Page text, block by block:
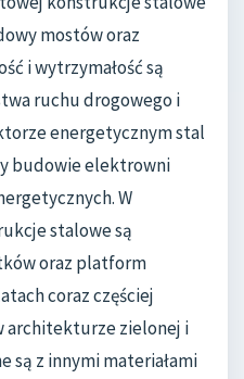
mostów oraz
i wytrzymałość są
ruchu drogowego i
energetycznym stal
budowie elektrowni
W
stalowe są
oraz platform
coraz częściej
architekturze zielonej i
są z innymi materiałami